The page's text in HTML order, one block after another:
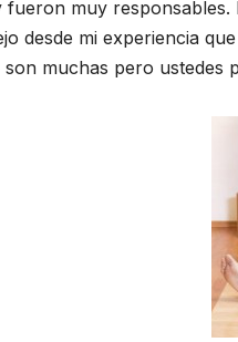
fueron muy
desde mi experiencia
son muchas pero ustedes